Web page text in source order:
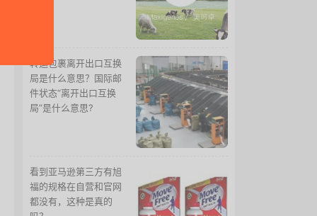
转运包裹离开出口互换
局是什么意思？国际邮
件状态“离开出口互换
局”是什么意思?
看到亚马逊第三方有旭
福的规格在自营和官网
都没有，这种是真的